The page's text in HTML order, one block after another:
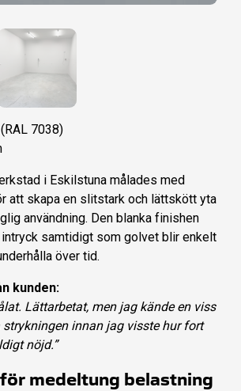
7038)
i Eskilstuna målades med
att skapa en slitstark och lättskött yta
användning. Den blanka finishen
samtidigt som golvet blir enkelt
över tid.
kunden:
Lättarbetat, men jag kände en viss
innan jag visste hur fort
nöjd.”
medeltung belastning